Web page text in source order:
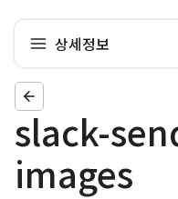
상세정보
slack-
images